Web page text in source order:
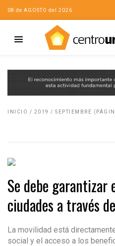
08 de AGOSTO del 2026
INICIO / 2019 / SEPTIEMBRE
Se debe garantizar
ciudades a través
La movilidad está
social y el acceso a los